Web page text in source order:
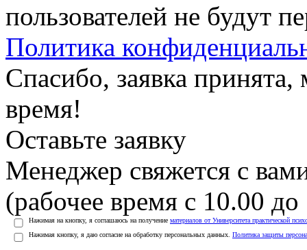
пользователей не будут
Политика
Спасибо, заявка
время!
Оставьте заявку
Менеджер свяжется с
(рабочее время с 10.00
Нажимая на кнопку, я соглашаюсь на получение материалов от Университета практической
Нажимая кнопку, я даю согласие на обработку персональных данных. Политика защиты